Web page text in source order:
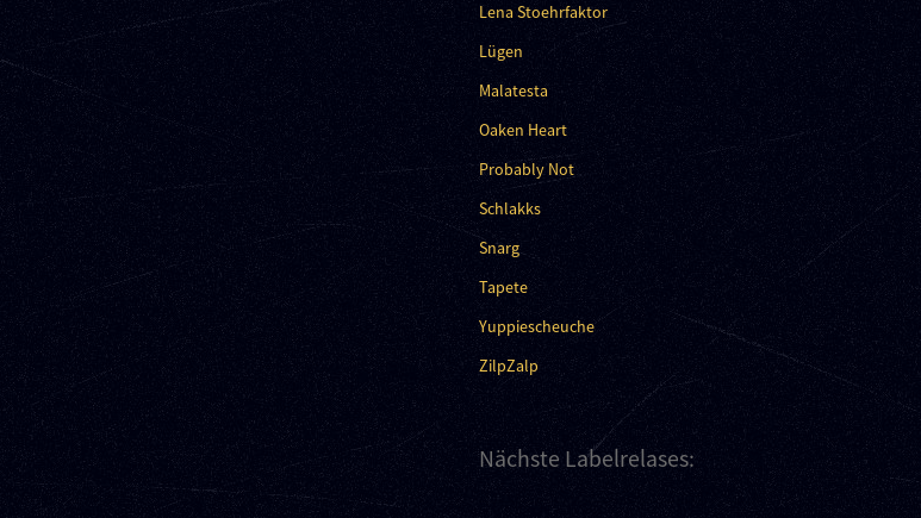
Lena Stoehrfaktor
Lügen
Malatesta
Oaken Heart
Probably Not
Schlakks
Snarg
Tapete
Yuppiescheuche
ZilpZalp
Nächste Labelrelases: